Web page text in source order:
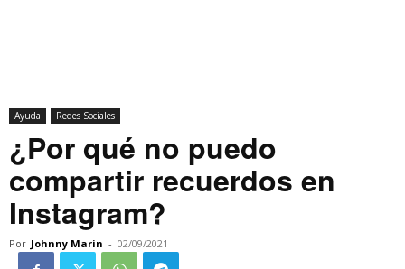
Ayuda Redes Sociales
¿Por qué no puedo
compartir recuerdos en
Instagram?
Por Johnny Marin - 02/09/2021